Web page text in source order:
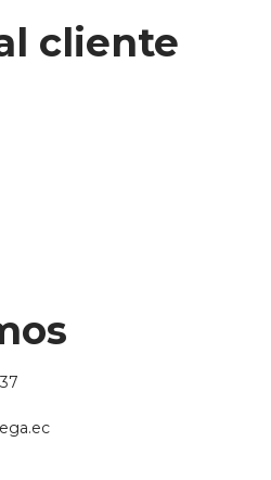
cliente